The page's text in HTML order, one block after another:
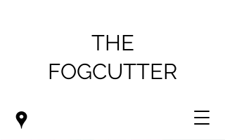
THE
FOGCUTTER